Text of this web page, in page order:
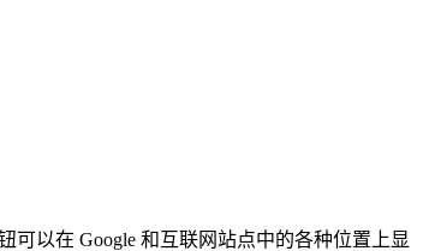
可以在 Google 和互联网站点中的各种位置上显